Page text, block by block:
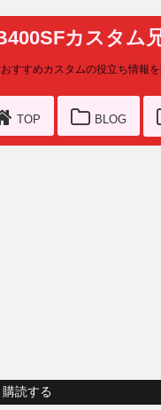
カスタム
すすめカスタムの役立ち情報
TOP BLOG
購読する